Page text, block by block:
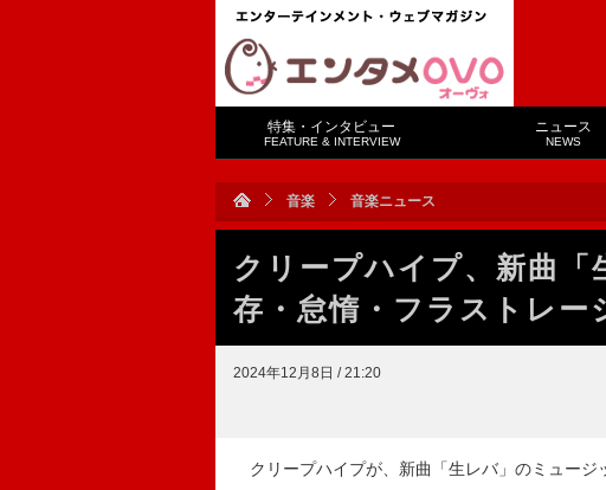
特集・インタビュー
FEATURE & INTERVIEW
ニュース
NEWS
音楽 音楽ニュース
クリープハイプ、新曲
存・怠惰・フラストレー
2024年12月8日 / 21:20
クリープハイプが、新曲「生レバ」のミュージ